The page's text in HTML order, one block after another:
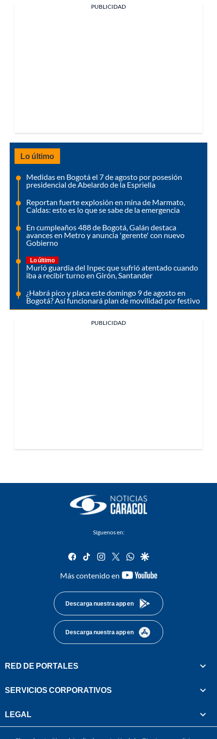
PUBLICIDAD
Lo último
Medidas en Bogotá el 7 de agosto por posesión
presidencial de Abelardo de la Espriella
Reportan fuerte explosión en mina de Marmato,
Caldas: esto es lo que se sabe de la emergencia
En cumpleaños 488 de Bogotá, Galán destaca
avances en Metro y anuncia 'gerente' con nuevo
Gobierno
Lo último
Murió guardia del Inpec que sufrió atentado cuando
iba a recibir turno en Girón, Santander
¿Habrá pico y placa este domingo 9 de agosto en
Bogotá? Así funcionará plan de movilidad por festivo
PUBLICIDAD
Síguenos en:
facebook
tiktok instagram
twitterwhatsapp
google
Más contenido en
youtube-
Descarga nuestra app en
Descarga nuestra app en
RED DE PORTALES
SERVICIOS CORPORATIVOS
LEGAL